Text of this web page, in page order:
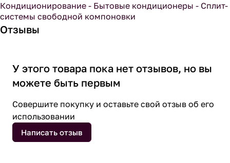
Кондиционирование - Бытовые кондиционеры - Сплит-
системы свободной компоновки
Отзывы
У этого товара пока нет отзывов, но вы
можете быть первым
Совершите покупку и оставьте свой отзыв об его
использовании
Написать отзыв